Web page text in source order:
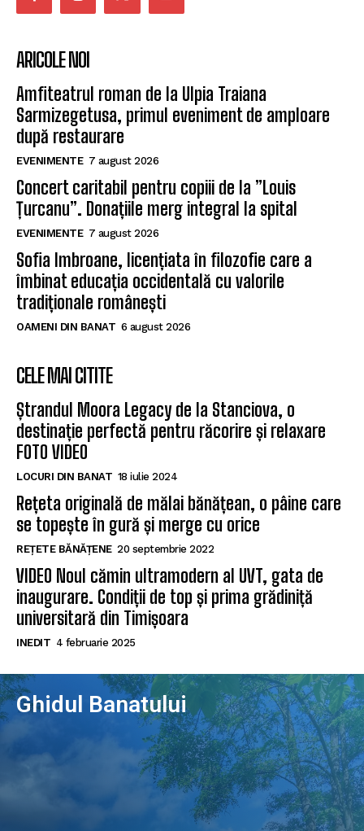
ARICOLE NOI
Amfiteatrul roman de la Ulpia Traiana
Sarmizegetusa, primul eveniment de amploare
după restaurare
EVENIMENTE 7 august 2026
Concert caritabil pentru copiii de la ”Louis
Țurcanu”. Donațiile merg integral la spital
EVENIMENTE 7 august 2026
Sofia Imbroane, licențiata în filozofie care a
îmbinat educația occidentală cu valorile
tradiționale românești
OAMENI DIN BANAT 6 august 2026
CELE MAI CITITE
Ștrandul Moora Legacy de la Stanciova, o
destinație perfectă pentru răcorire și relaxare
FOTO VIDEO
LOCURI DIN BANAT 18 iulie 2024
Rețeta originală de mălai bănățean, o pâine care
se topește în gură și merge cu orice
REȚETE BĂNĂȚENE 20 septembrie 2022
VIDEO Noul cămin ultramodern al UVT, gata de
inaugurare. Condiții de top și prima grădiniță
universitară din Timișoara
INEDIT 4 februarie 2025
Ghidul Banatului